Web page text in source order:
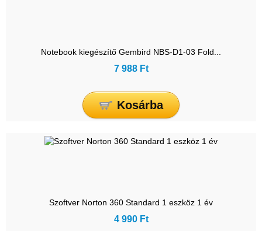
Notebook kiegészítő Gembird NBS-D1-03 Fold...
7 988 Ft
Kosárba
Szoftver Norton 360 Standard 1 eszköz 1 év
4 990 Ft